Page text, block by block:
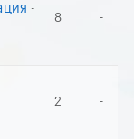
-
8 -
2 -